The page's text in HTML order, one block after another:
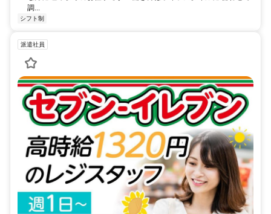
調...
シフト制
派遣社員